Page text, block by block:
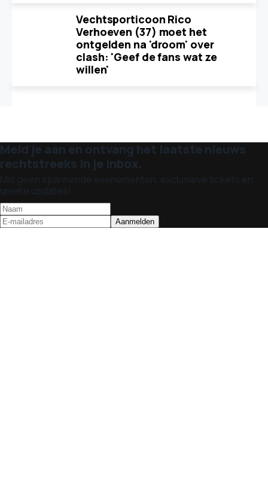
Vechtsporticoon Rico
Verhoeven (37) moet het
ontgelden na 'droom' over
clash: 'Geef de fans wat ze
willen'
Meld je aan en ontvang het laatste nieuws
rechtstreeks in je inbox.
Mis geen spannende evenementen, exclusieve tickets en
unieke updates!